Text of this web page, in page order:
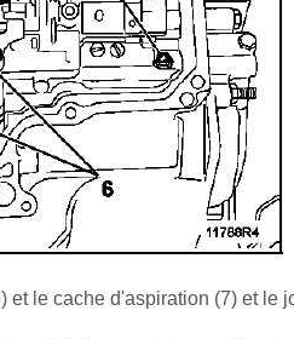
et le cache d'aspiration (7) et le